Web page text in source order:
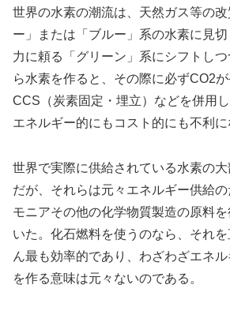
世界の水素の潮流は、天然ガス等の
ー」または「ブルー」系の水素に見
力に頼る「グリーン」系にシフトし
ら水素を作ると、その際に必ずCO2が
CCS（炭素固定・埋立）などを併用し
エネルギー的にもコスト的にも不利に
世界で実際に供給されている水素の
だが、それらは元々エネルギー供給
モニアその他の化学物質製造の原料
いた。化石燃料を使うのなら、それ
ん最も効率的であり、わざわざエネ
を作る意味は元々ないのである。